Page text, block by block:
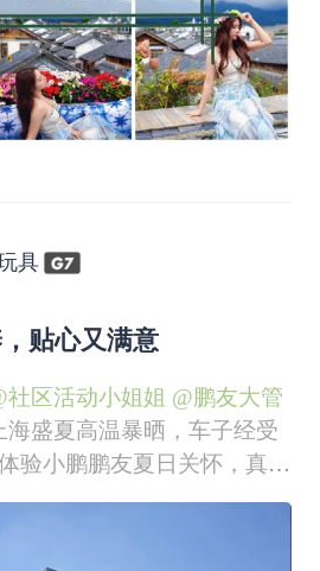
具
贴心又满意
社区活动小姐姐 @鹏友大管
海盛夏高温暴晒，车子经受
验小鹏鹏友夏日关怀，真心
满。提前在APP预约就可以
细检查电池冷却、空调、轮